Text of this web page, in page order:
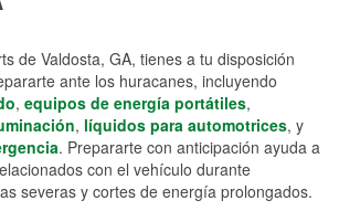
más efectivas.
de Valdosta, GA, tienes a tu disposición
ante los huracanes, incluyendo
, equipos de energía portátiles,
, líquidos para automotrices, y
. Prepararte con anticipación ayuda a
con el vehículo durante
severas y cortes de energía prolongados.